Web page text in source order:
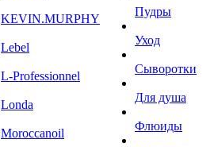
KEVIN.MURPHY
Lebel
L-Professionnel
Londa
Moroccanoil
Пудры
Уход
Сыворотки
Для душа
Флюиды